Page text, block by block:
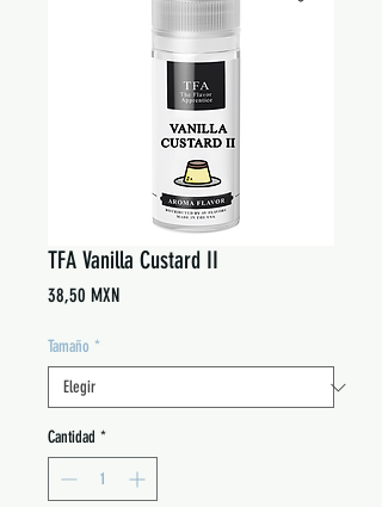
TFA Vanilla Custard II
38,50 MXNPrecio
Tamaño *
Cantidad *